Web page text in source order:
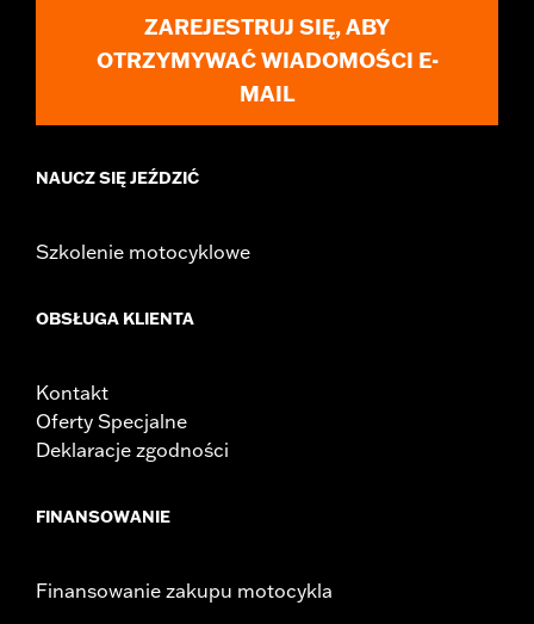
ZAREJESTRUJ SIĘ, ABY
OTRZYMYWAĆ WIADOMOŚCI E-
MAIL
NAUCZ SIĘ JEŹDZIĆ
Szkolenie motocyklowe
OBSŁUGA KLIENTA
Kontakt
Oferty Specjalne
Deklaracje zgodności
FINANSOWANIE
Finansowanie zakupu motocykla